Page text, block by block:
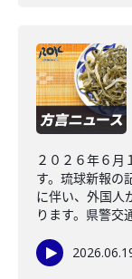
２０２６年６月
す。琉球新報の
に伴い、外国人
ります。県警交